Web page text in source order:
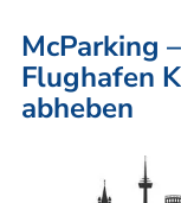
McParking
Flughafen
abheben